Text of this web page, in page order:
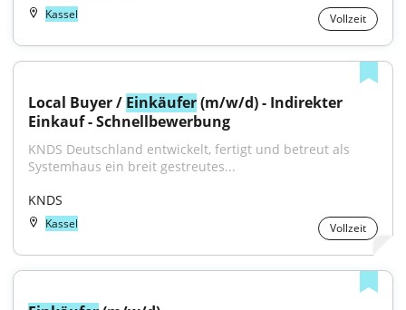
Kassel Vollzeit
Local Buyer / Einkäufer (m/w/d) - Indirekter
Einkauf - Schnellbewerbung
KNDS Deutschland entwickelt, fertigt und betreut als
Systemhaus ein breit gestreutes...
KNDS
Kassel Vollzeit